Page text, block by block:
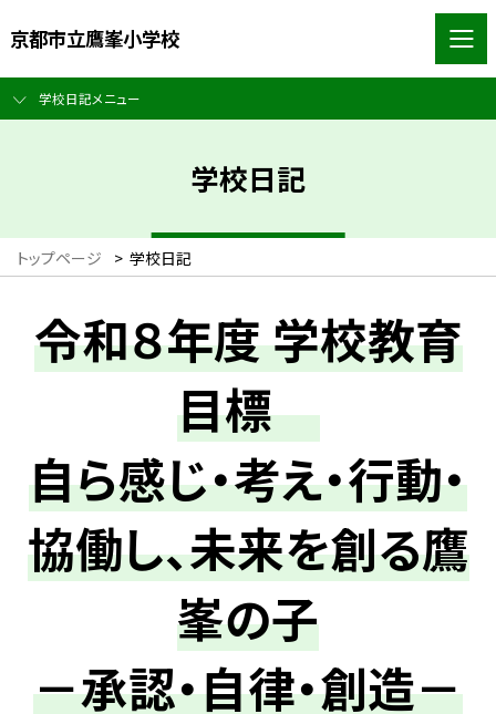
京都市立鷹峯小学校
学校日記メニュー
学校日記
トップページ > 学校日記
令和８年度 学校教育
目標
自ら感じ・考え・行動・
協働し、未来を創る鷹
峯の子
－承認・自律・創造－